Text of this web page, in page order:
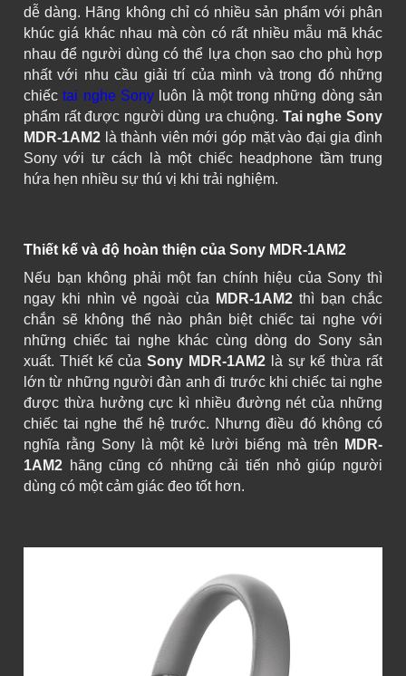
dễ dàng. Hãng không chỉ có nhiều sản phẩm với phân
khúc giá khác nhau mà còn có rất nhiều mẫu mã khác
nhau để người dùng có thể lựa chọn sao cho phù hợp
nhất với nhu cầu giải trí của mình và trong đó những
chiếctai nghe Sony luôn là một trong những dòng sản
phẩm rất được người dùng ưa chuộng. Tai nghe Sony
MDR-1AM2 là thành viên mới góp mặt vào đại gia đình
Sony với tư cách là một chiếc headphone tầm trung
hứa hẹn nhiều sự thú vị khi trải nghiệm.
Thiết kế và độ hoàn thiện của Sony MDR-1AM2
Nếu bạn không phải một fan chính hiệu của Sony thì
ngay khi nhìn vẻ ngoài của MDR-1AM2 thì bạn chắc
chắn sẽ không thể nào phân biệt chiếc tai nghe với
những chiếc tai nghe khác cùng dòng do Sony sản
xuất. Thiết kế củaSony MDR-1AM2 là sự kế thừa rất
lớn từ những người đàn anh đi trước khi chiếc tai nghe
được thừa hưởng cực kì nhiều đường nét của những
chiếc tai nghe thế hệ trước. Nhưng điều đó không có
nghĩa rằng Sony là một kẻ lười biếng mà trên
MDR-
1AM2 hãng cũng có những cải tiến nhỏ giúp người
dùng có một cảm giác đeo tốt hơn.